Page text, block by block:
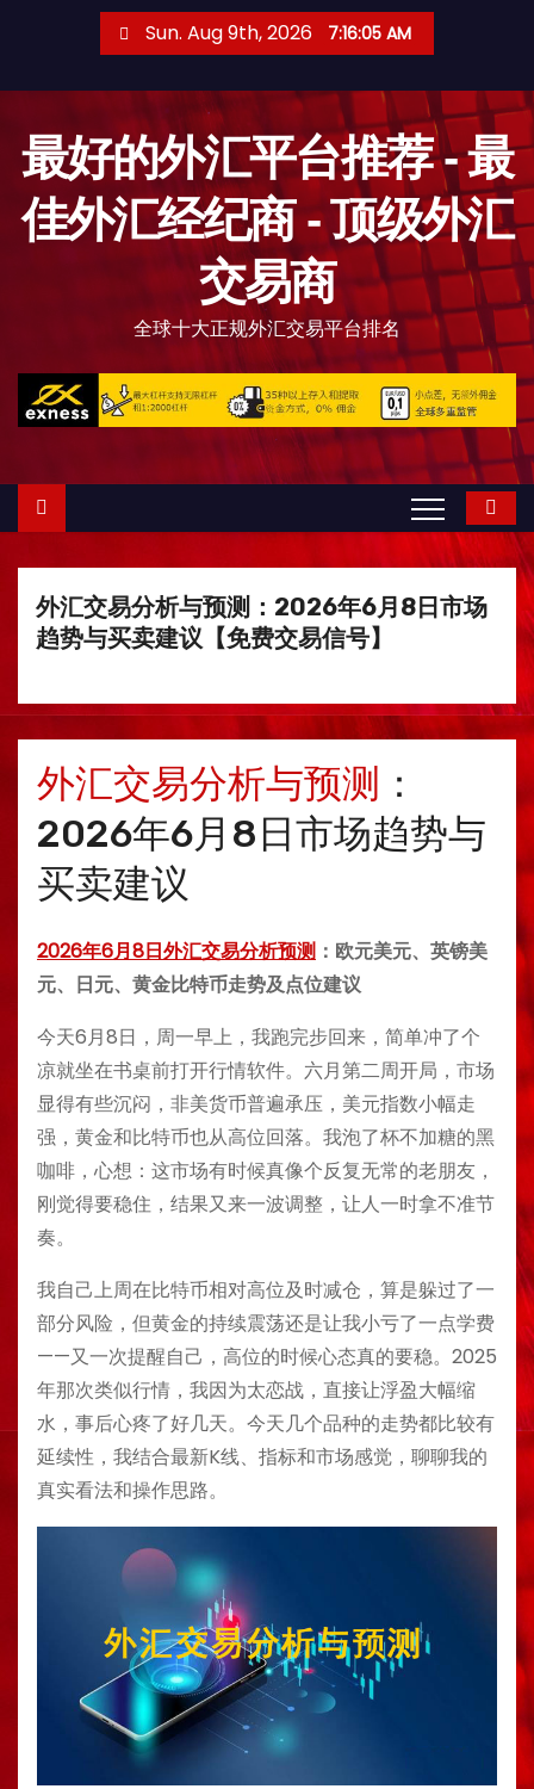
Sun. Aug 9th, 2026 7:16:07 AM
最好的外汇平台推荐 - 最
佳外汇经纪商 - 顶级外汇
交易商
全球十大正规外汇交易平台排名
外汇交易分析与预测：2026年6月8日市场
趋势与买卖建议【免费交易信号】
外汇交易分析与预测 ：
2026年6月8日市场趋势与
买卖建议
2026年6月8日外汇交易分析预测 ：欧元美元、英镑美
元、日元、黄金比特币走势及点位建议
今天6月8日，周一早上，我跑完步回来，简单冲了个
凉就坐在书桌前打开行情软件。六月第二周开局，市场
显得有些沉闷，非美货币普遍承压，美元指数小幅走
强，黄金和比特币也从高位回落。我泡了杯不加糖的黑
咖啡，心想：这市场有时候真像个反复无常的老朋友，
刚觉得要稳住，结果又来一波调整，让人一时拿不准节
奏。
我自己上周在比特币相对高位及时减仓，算是躲过了一
部分风险，但黄金的持续震荡还是让我小亏了一点学费
——又一次提醒自己，高位的时候心态真的要稳。2025
年那次类似行情，我因为太恋战，直接让浮盈大幅缩
水，事后心疼了好几天。今天几个品种的走势都比较有
延续性，我结合最新K线、指标和市场感觉，聊聊我的
真实看法和操作思路。